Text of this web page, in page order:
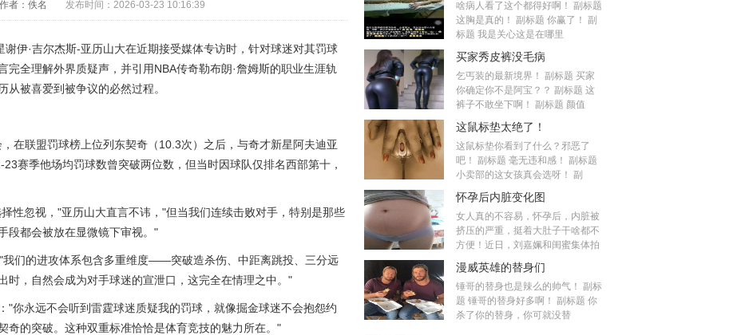
作者：佚名 发布时间：2026-03-23 10:16:39
伊·吉尔杰斯-亚历山大在近期接受媒体专访时，针对球迷对其罚球
完全理解外界质疑声，并引用NBA传奇勒布朗·詹姆斯的职业生涯轨
被喜爱到被争议的必然过程。
在联盟罚球榜上位列东契奇（10.3次）之后，与奇才新星阿夫迪亚
赛季他场均罚球数曾突破两位数，但当时因球队仅排名西部第十，
性忽视，"亚历山大直言不讳，"但当我们连续击败对手，特别是那些
段都会被放在显微镜下审视。"
们的进攻体系包含多重维度——突破造杀伤、中距离跳投、三分远
时，自然会成为对手球迷的宣泄口，这完全在情理之中。"
"你永远不会听到雷霆球迷质疑我的罚球，就像掘金球迷不会抱怨约
奇的突破。这种双重标准恰恰是体育竞技的魅力所在。"
啥病人看了这个都得好啊！ 副标题
这胸是真的！ 副标题 你赢了！ 副
标题 我是关心这是在哪里
买家秀皮裤没毛病
乞丐装的最新境界！ 副标题 买家
你确定你不是阿宝？？ 副标题 这
裤子不敢坐下啊！ 副标题 颜值
这鼠标垫太绝了！
这鼠标垫你看到了什么？邪恶了
吧！ 副标题 毫无违和感！ 副标题
小卖部的这女孩真会选呀！ 副
怀孕后内脏变化图
女人真的不容易，怀孕后，内脏被
挤压的严重，挺着大肚子干啥都不
方便！近日，刘嘉姵和闺蜜集体拍
漫威英雄的替身们
锤哥的替身也是辣么的帅气！ 副标
题 锤哥的替身好多啊！ 副标题 你
杀了你的替身，你可就没替